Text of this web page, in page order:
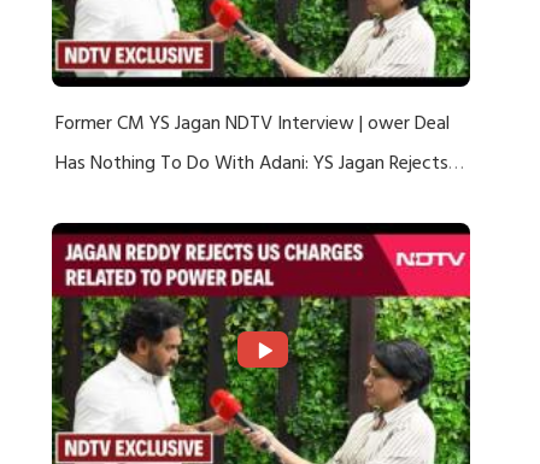
Former CM YS Jagan NDTV Interview | ower Deal
Has Nothing To Do With Adani: YS Jagan Rejects